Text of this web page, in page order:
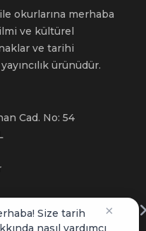
okurlarına merhaba
ve kültürel
ve tarihi
ürünüdür.
Cad. No: 54
×
Size tarih
nasıl yardımcı